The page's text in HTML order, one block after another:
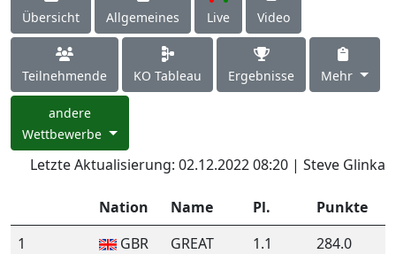
Übersicht Allgemeines Live Video
Teilnehmende KO Tableau Ergebnisse Mehr
andere
Wettbewerbe
Letzte Aktualisierung: 02.12.2022 08:20 | Steve Glinka
Nation Name Pl.
Punkte
1
GBR
GREAT
1.1 284.0